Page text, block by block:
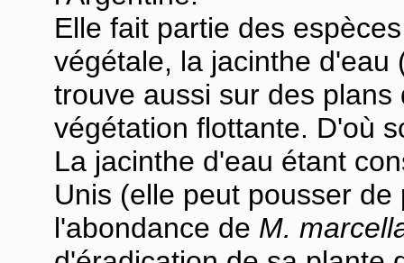
Elle fait partie des
végétale, la jacinthe d'eau
trouve aussi sur des
végétation flottante. D'où
La jacinthe d'eau étant
Unis (elle peut pousser
l'abondance de M.